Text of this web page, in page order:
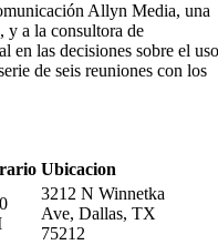
Allyn Media, una
y a la consultora de
en las decisiones sobre el
de seis reuniones con los
Ubicacion
3212 N Winnetka
Ave, Dallas, TX
75212